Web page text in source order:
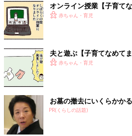
オンライン授業【子育て
赤ちゃん・育児
夫と遊ぶ【子育てなめて
赤ちゃん・育児
お墓の撤去にいくらかか
PR(くらしの話題)